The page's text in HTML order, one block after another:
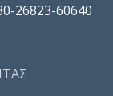
26823-60640